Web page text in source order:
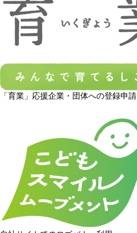
「育業」応援企業・団体への登録申請